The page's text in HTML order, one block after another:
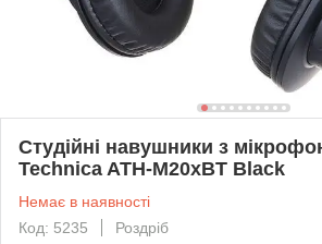
Студійні навушники з
Technica ATH-M20xBT Black
Немає в наявності
Код: 5235
Роздріб